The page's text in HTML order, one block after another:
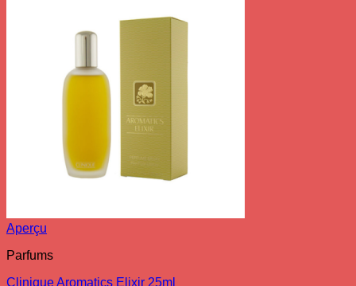
Aperçu
Parfums
Clinique Aromatics Elixir 25ml